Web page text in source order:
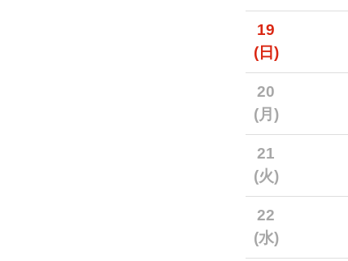
19
(日)
20
(月)
21
(火)
22
(水)